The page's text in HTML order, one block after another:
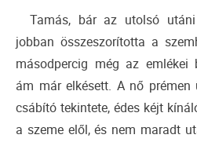
Tamás, bár az utolsó
jobban összeszorította a
másodpercig még az emlékei
ám már elkésett. A nő prémen
csábító tekintete, édes kéjt
a szeme elől, és nem maradt